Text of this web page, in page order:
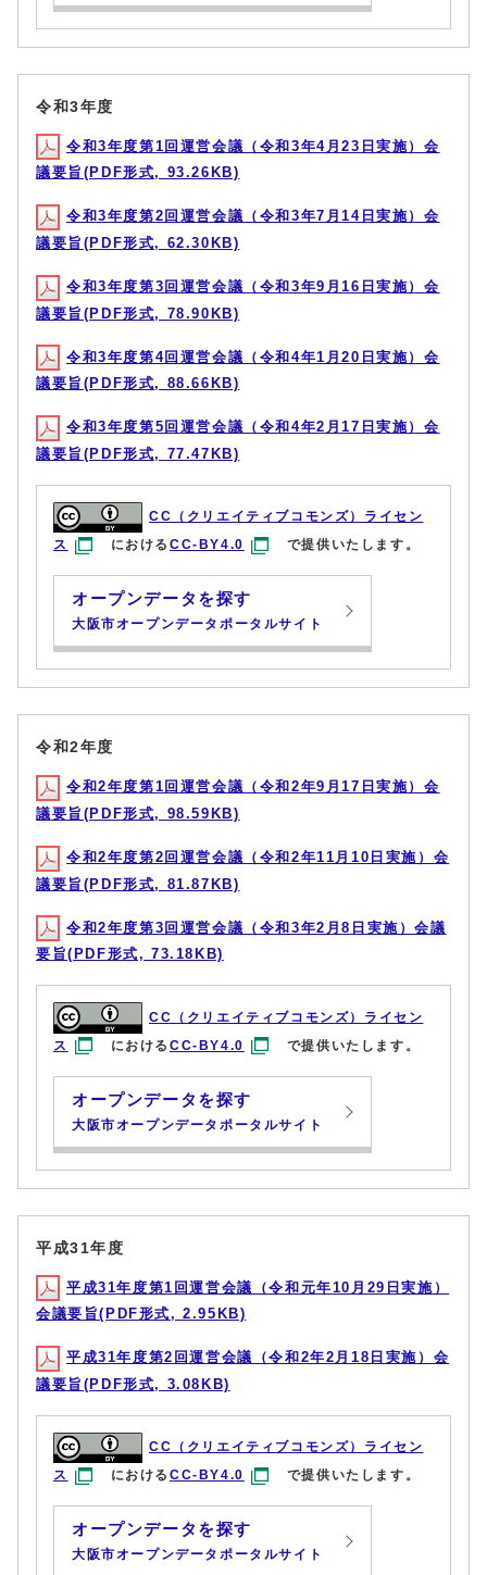
令和3年度
令和3年度第1回運営会議（令和3年4月23日実施）会
議要旨(PDF形式, 93.26KB)
令和3年度第2回運営会議（令和3年7月14日実施）会
議要旨(PDF形式, 62.30KB)
令和3年度第3回運営会議（令和3年9月16日実施）会
議要旨(PDF形式, 78.90KB)
令和3年度第4回運営会議（令和4年1月20日実施）会
議要旨(PDF形式, 88.66KB)
令和3年度第5回運営会議（令和4年2月17日実施）会
議要旨(PDF形式, 77.47KB)
CC（クリエイティブコモンズ）ライセン
ス
におけるCC-BY4.0 で提供いたします。
オープンデータを探す
大阪市オープンデータポータルサイト
令和2年度
令和2年度第1回運営会議（令和2年9月17日実施）会
議要旨(PDF形式, 98.59KB)
令和2年度第2回運営会議（令和2年11月10日実施）会
議要旨(PDF形式, 81.87KB)
令和2年度第3回運営会議（令和3年2月8日実施）会議
要旨(PDF形式, 73.18KB)
CC（クリエイティブコモンズ）ライセン
ス
におけるCC-BY4.0 で提供いたします。
オープンデータを探す
大阪市オープンデータポータルサイト
平成31年度
平成31年度第1回運営会議（令和元年10月29日実施）
会議要旨(PDF形式, 2.95KB)
平成31年度第2回運営会議（令和2年2月18日実施）会
議要旨(PDF形式, 3.08KB)
CC（クリエイティブコモンズ）ライセン
ス
におけるCC-BY4.0 で提供いたします。
オープンデータを探す
大阪市オープンデータポータルサイト